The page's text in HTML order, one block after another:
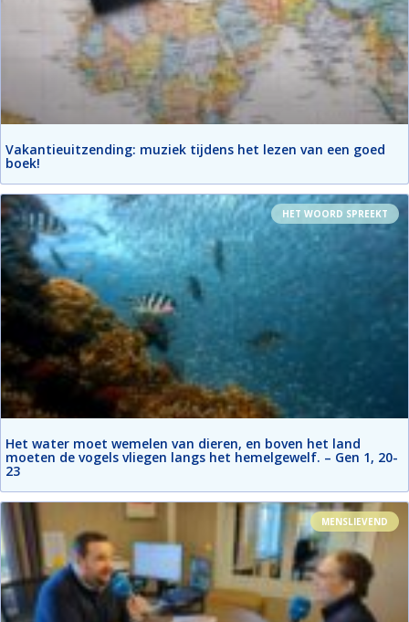
Vakantieuitzending: muziek tijdens het lezen van een goed
boek!
HET WOORD SPREEKT
Het water moet wemelen van dieren, en boven het land
moeten de vogels vliegen langs het hemelgewelf. – Gen 1, 20-
23
MENSLIEVEND